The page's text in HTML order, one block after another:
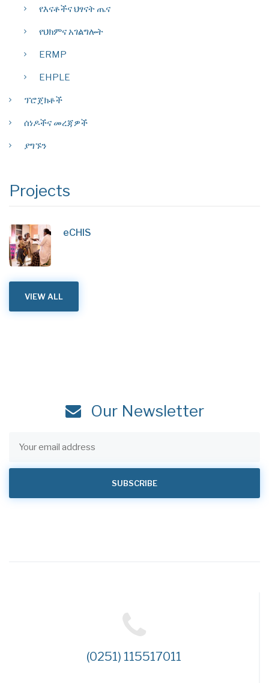
የእናቶችና ህፃናት ጤና
የህክምና አገልግሎት
ERMP
EHPLE
ፕሮጀክቶች
ሰነዶችና መረጃዎች
ያግኙን
Projects
eCHIS
VIEW ALL
Our Newsletter
(0251) 115517011